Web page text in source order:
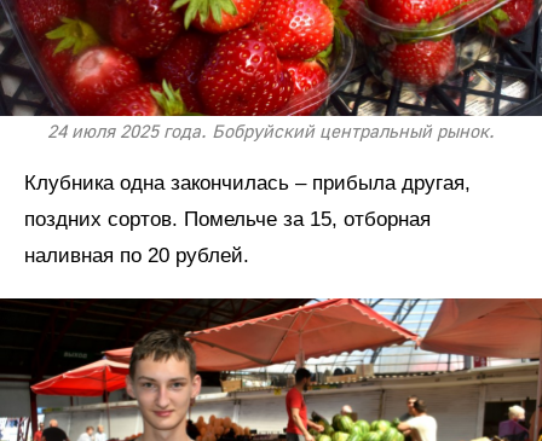
24 июля 2025 года. Бобруйский центральный рынок.
Клубника одна закончилась – прибыла другая,
поздних сортов. Помельче за 15, отборная
наливная по 20 рублей.